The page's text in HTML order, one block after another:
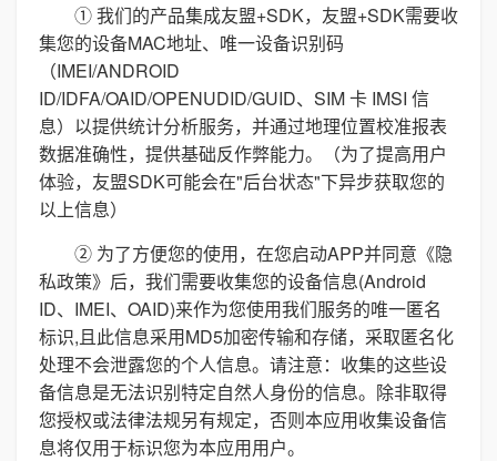
① 我们的产品集成友盟+SDK，友盟+SDK需要收
集您的设备MAC地址、唯一设备识别码
（IMEI/ANDROID
ID/IDFA/OAID/OPENUDID/GUID、SIM 卡 IMSI 信
息）以提供统计分析服务，并通过地理位置校准报表
数据准确性，提供基础反作弊能力。（为了提高用户
体验，友盟SDK可能会在"后台状态"下异步获取您的
以上信息）
② 为了方便您的使用，在您启动APP并同意《隐
私政策》后，我们需要收集您的设备信息(Android
ID、IMEI、OAID)来作为您使用我们服务的唯一匿名
标识,且此信息采用MD5加密传输和存储，采取匿名化
处理不会泄露您的个人信息。请注意：收集的这些设
备信息是无法识别特定自然人身份的信息。除非取得
您授权或法律法规另有规定，否则本应用收集设备信
息将仅用于标识您为本应用用户。